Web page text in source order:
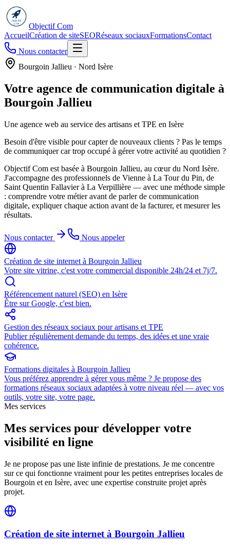
Objectif Com
AccueilCréation de siteSEORéseaux sociauxFormationsContact
Nous contacter
Bourgoin Jallieu · Nord Isère
Votre agence de communication digitale à
Bourgoin Jallieu
Une agence web au service des artisans et TPE en Isère
Besoin d'être visible pour capter de nouveaux clients ? Pas le temps
de communiquer car trop occupé à gérer votre activité au quotidien ?
Objectif Com est basée à Bourgoin Jallieu, au cœur du Nord Isère.
J'accompagne des professionnels de Vienne à La Tour du Pin, de
Saint Quentin Fallavier à La Verpillière — avec une méthode simple
: comprendre votre métier avant de parler de communication
digitale, expliquer chaque action avant de la facturer, et mesurer les
résultats.
Nous contacter Nous appeler
Création de site internet à Bourgoin Jallieu
Votre site vitrine, c'est votre commercial disponible 24h/24 et 7j/7.
Référencement naturel (SEO) en Isère
Être sur Google, c'est bien.
Gestion des réseaux sociaux pour artisans et TPE
Publier régulièrement demande du temps, des idées et une vraie
cohérence.
Formations digitales à Bourgoin Jallieu
Vous préférez apprendre à gérer vous même ? Je propose des
formations réseaux sociaux adaptées à votre niveau réel — avec vos
outils, votre site, votre page.
Mes services
Mes services pour développer votre
visibilité en ligne
Je ne propose pas une liste infinie de prestations. Je me concentre
sur ce qui fonctionne vraiment pour les petites entreprises locales de
Bourgoin et en Isère, avec une expertise construite projet après
projet.
Création de site internet à Bourgoin Jallieu